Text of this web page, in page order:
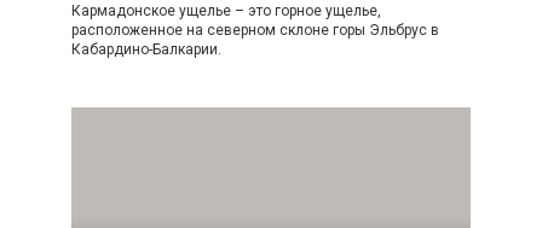
Кармадонское ущелье – это горное ущелье,
расположенное на северном склоне горы Эльбрус в
Кабардино-Балкарии.